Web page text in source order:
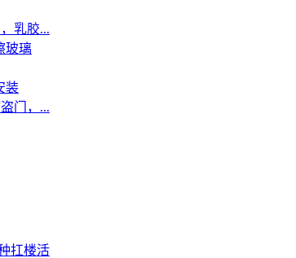
乳胶...
玻璃
装
门，...
扛楼活